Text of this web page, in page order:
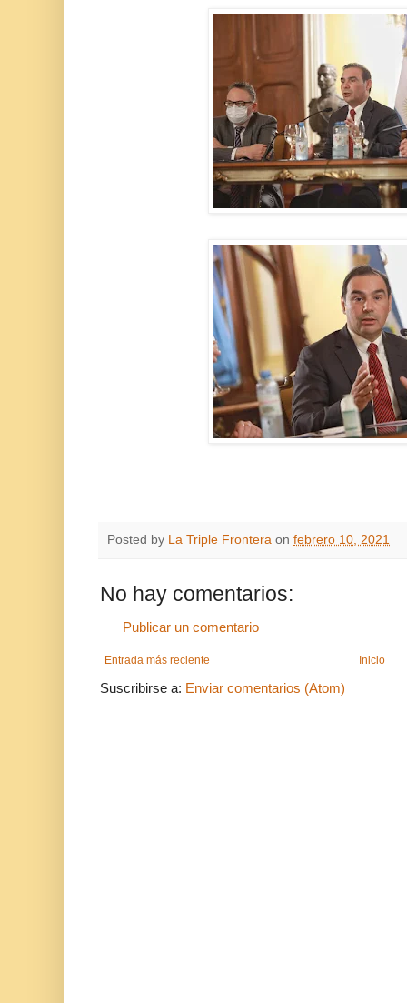
Posted by La Triple Frontera on febrero 10, 2021
No hay comentarios:
Publicar un comentario
Entrada más reciente Inicio
Suscribirse a: Enviar comentarios (Atom)